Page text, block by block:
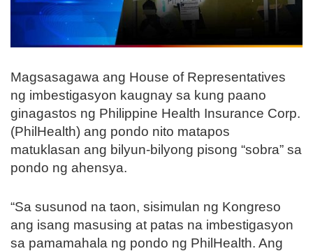
Magsasagawa ang House of Representatives
ng imbestigasyon kaugnay sa kung paano
ginagastos ng Philippine Health Insurance Corp.
(PhilHealth) ang pondo nito matapos
matuklasan ang bilyun-bilyong pisong “sobra” sa
pondo ng ahensya.
“Sa susunod na taon, sisimulan ng Kongreso
ang isang masusing at patas na imbestigasyon
sa pamamahala ng pondo ng PhilHealth. Ang